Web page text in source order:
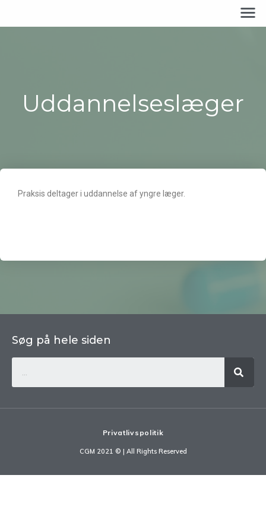
Uddannelseslæger
Praksis deltager i uddannelse af yngre læger.
Søg på hele siden
Privatlivspolitik
CGM 2021 ©​ | All Rights Reserved